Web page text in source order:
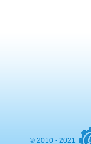
© 2010 - 2021